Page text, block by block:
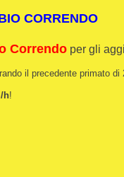
CORRENDO
Correndo per gli
il precedente primato di
h!